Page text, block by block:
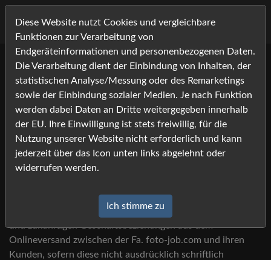
AGB
§ 1 Allgemeines –
Diese Geschäftsbedingungen gelten für alle gegenwärtigen
und zukünftigen Geschäftsbeziehungen aus dem
Onlineversand zwischen der Fa. foto-job.com und ihren
Kunden, sofern diese nicht ausdrücklich schriftlich
Diese Website nutzt Cookies und vergleichbare
Funktionen zur Verarbeitung von
Endgeräteinformationen und personenbezogenen Daten.
Die Verarbeitung dient der Einbindung von Inhalten, der
statistischen Analyse/Messung oder des Remarketings
sowie der Einbindung sozialer Medien. Je nach Funktion
werden dabei Daten an Dritte weitergegeben innerhalb
der EU. Ihre Einwilligung ist stets freiwillig, für die
Nutzung unserer Website nicht erforderlich und kann
jederzeit über das Icon unten links abgelehnt oder
widerrufen werden.
Ich stimme zu